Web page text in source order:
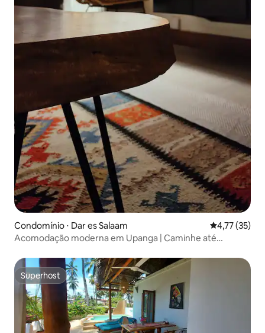
Condomínio ⋅ Dar es Salaam 4,77 de uma
4,77 (35)
Acomodação moderna em Upanga | Caminhe até
Superhost
Superhost